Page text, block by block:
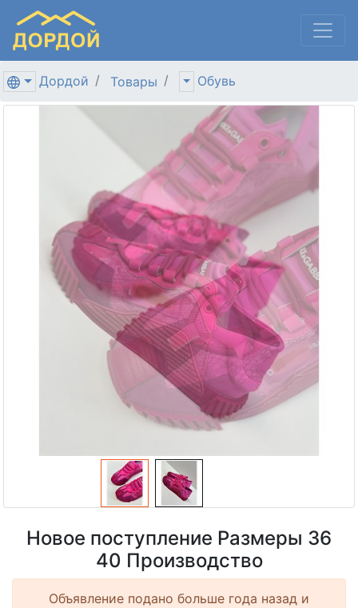
Дордой Товары Обувь
Новое поступление Размеры 36
40 Производство
Объявление подано больше года назад и